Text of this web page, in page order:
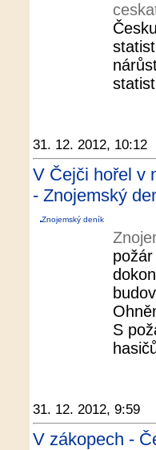
31. 12. 2012, 10:12
V Čejči hořel v
- Znojemský
Znojemský deník
S
31. 12. 2012, 9:59
V zákopech -